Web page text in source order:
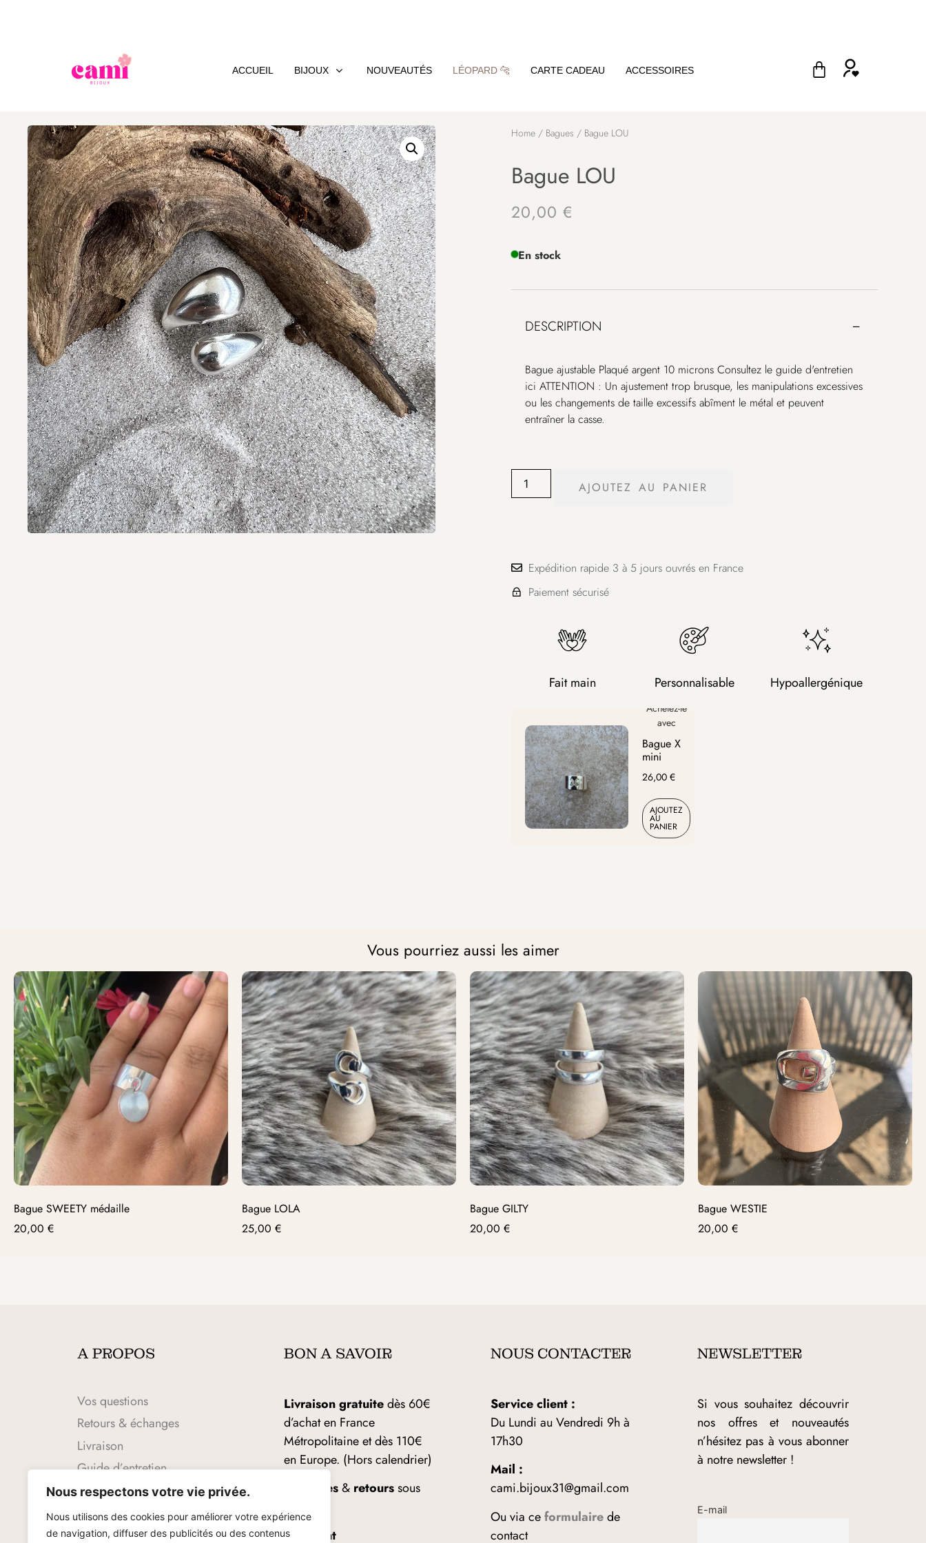
Nous respectons votre vie privée.
Nous utilisons des cookies pour améliorer votre expérience
de navigation, diffuser des publicités ou des contenus
ACCUEIL BIJOUX NOUVEAUTÉS LÉOPARD 🐆 CARTE CADEAU ACCESSOIRES
Home / Bagues / Bague LOU
Bague LOU
20,00 €
En stock
DESCRIPTION
Bague ajustable Plaqué argent 10 microns Consultez le guide d'entretien
ici ATTENTION : Un ajustement trop brusque, les manipulations excessives
ou les changements de taille excessifs abîment le métal et peuvent
entraîner la casse.
AJOUTEZ AU PANIER
Expédition rapide 3 à 5 jours ouvrés en France
Paiement sécurisé
Fait main Personnalisable Hypoallergénique
Bague X
mini
26,00 €
AJOUTEZ
AU
PANIER
Vous pourriez aussi les aimer
Bague SWEETY médaille
20,00 €
Bague LOLA
25,00 €
Bague GILTY
20,00 €
Bague WESTIE
20,00 €
A PROPOS
Vos questions
Retours & échanges
Livraison
Guide d’entretien
Guide des tailles
CGV
Mentions légales
BON A SAVOIR
Livraison gratuitedès 60€
d’achat en France
Métropolitaine et dès 110€
en Europe. (Hors calendrier)
Échanges& retourssous
Paiement
NOUS CONTACTER
Service client :
Du Lundi au Vendredi 9h à
17h30
Mail :
cami.bijoux31@gmail.com
Ou via ceformulairede
contact
NEWSLETTER
Si vous souhaitez découvrir
nos offres et nouveautés
n’hésitez pas à vous abonner
à notre newsletter !
E-mail